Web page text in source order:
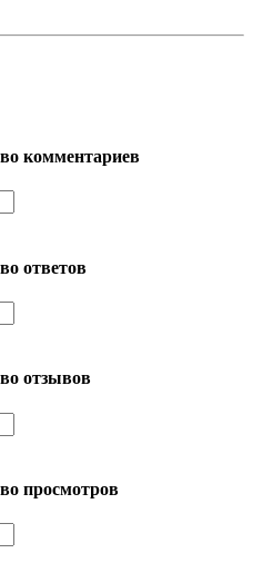
комментариев
ответов
отзывов
просмотров